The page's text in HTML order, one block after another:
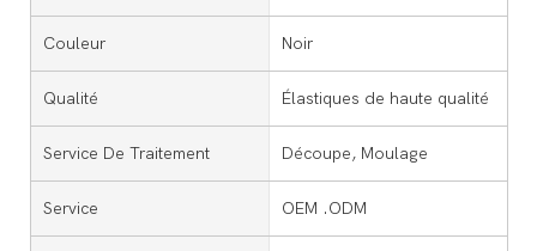
Couleur Noir
Qualité Élastiques de haute qualité
Service De Traitement Découpe, Moulage
Service OEM .ODM